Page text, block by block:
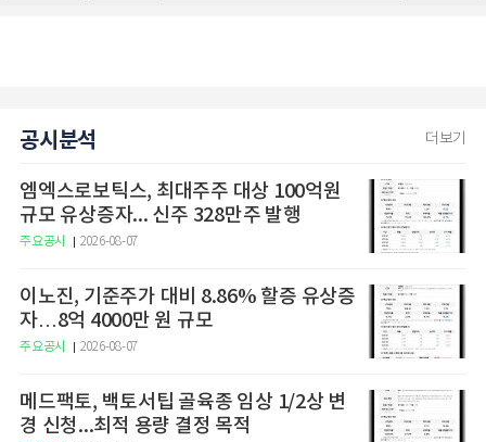
공시분석 더보기
엠엑스로보틱스, 최대주주 대상 100억원
규모 유상증자... 신주 328만주 발행
주요공시 2026-08-07
이노진, 기준주가 대비 8.86% 할증 유상증
자…8억 4000만 원 규모
주요공시 2026-08-07
메드팩토, 백토서팁 골육종 임상 1/2상 변
경 신청...최적 용량 결정 목적